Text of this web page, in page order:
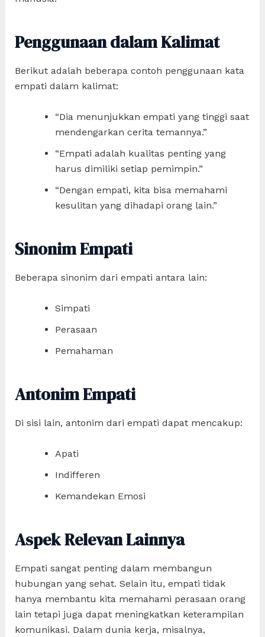
Penggunaan dalam Kalimat
Berikut adalah beberapa contoh penggunaan kata
empati dalam kalimat:
“Dia menunjukkan empati yang tinggi saat
mendengarkan cerita temannya.”
“Empati adalah kualitas penting yang
harus dimiliki setiap pemimpin.”
“Dengan empati, kita bisa memahami
kesulitan yang dihadapi orang lain.”
Sinonim Empati
Beberapa sinonim dari empati antara lain:
Simpati
Perasaan
Pemahaman
Antonim Empati
Di sisi lain, antonim dari empati dapat mencakup:
Apati
Indifferen
Kemandekan Emosi
Aspek Relevan Lainnya
Empati sangat penting dalam membangun
hubungan yang sehat. Selain itu, empati tidak
hanya membantu kita memahami perasaan orang
lain tetapi juga dapat meningkatkan keterampilan
komunikasi. Dalam dunia kerja, misalnya,